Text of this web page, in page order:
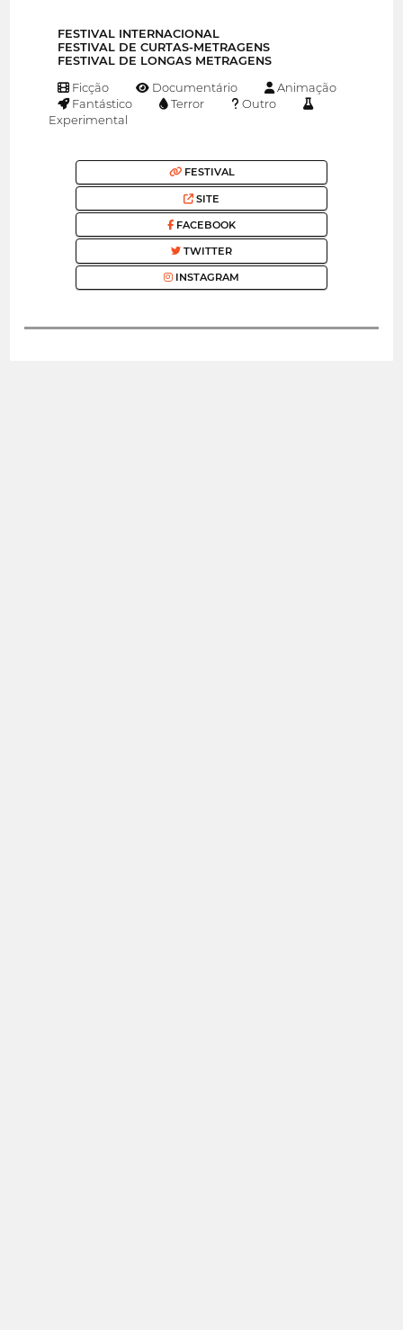
FESTIVAL INTERNACIONAL
FESTIVAL DE CURTAS-METRAGENS
FESTIVAL DE LONGAS METRAGENS
Ficção Documentário
Animação
Fantástico
Terror
Outro
Experimental
FESTIVAL
SITE
FACEBOOK
TWITTER
INSTAGRAM